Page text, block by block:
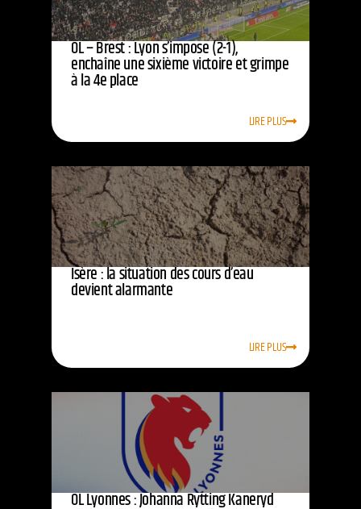
OL – Brest : Lyon s’impose (2-1),
enchaîne une sixième victoire et grimpe
à la 4e place
LIRE PLUS
Isère : la situation des cours d’eau
devient alarmante
LIRE PLUS
OL Lyonnes : Johanna Rytting Kaneryd